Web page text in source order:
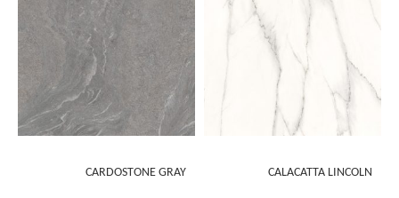
CALACATTA LINCOLN
CARDOSTONE GRAY